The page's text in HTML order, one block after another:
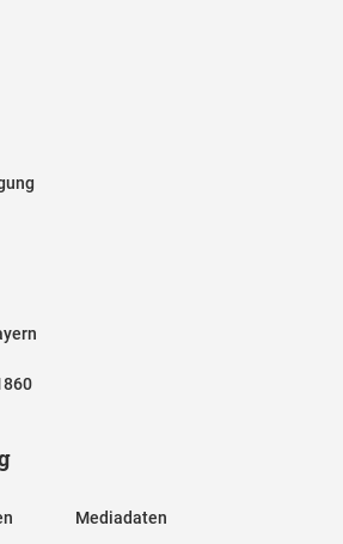
Mediadaten